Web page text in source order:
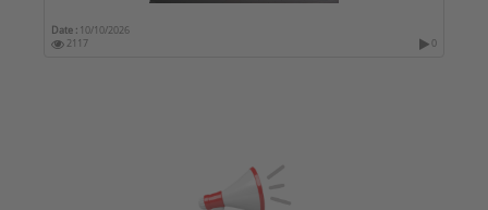
Date : 10/10/2026
2117
0